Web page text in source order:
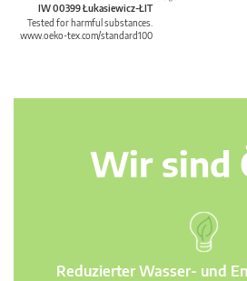
IW 00399 Łukasiewicz-ŁIT
Tested for harmful substances.
www.oeko-tex.com/standard100
Wir sind
Reduzierter Wasser- und